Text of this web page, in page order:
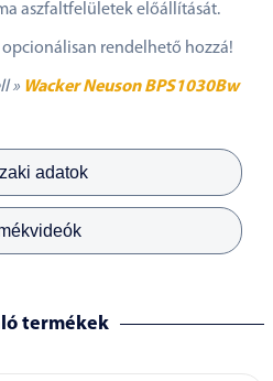
adatok
aszfaltfelületek előállítását.
rendelhető hozzá!
» Wacker Neuson BPS1030Bw
termékek